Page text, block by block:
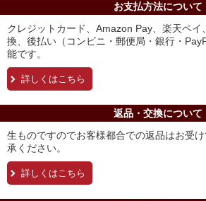
お支払方法について
クレジットカード、Amazon Pay、楽天ペイ
換、後払い（コンビニ・郵便局・銀行・
能です。
詳しくはこちら
返品・交換について
生ものですのでお客様都合での返品はお受
承ください。
詳しくはこちら